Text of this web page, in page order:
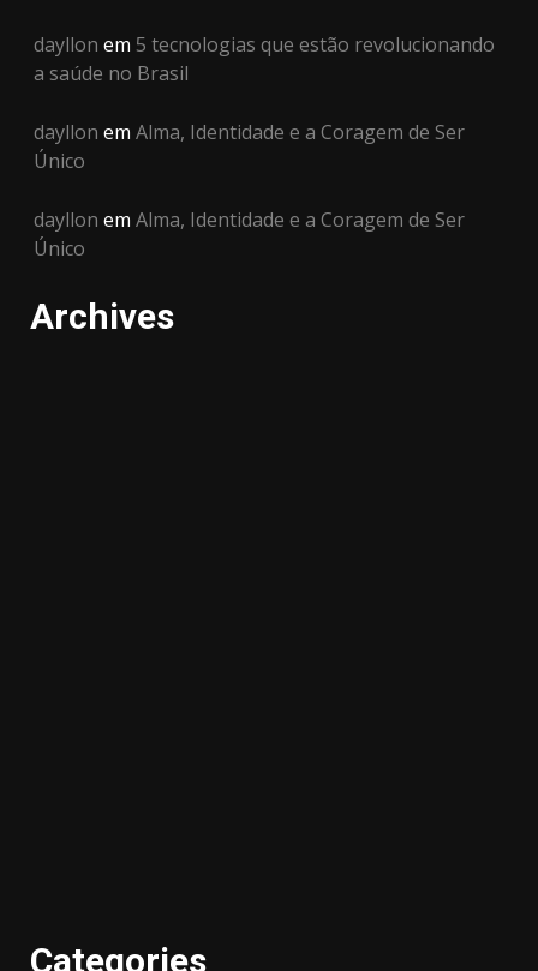
dayllon em 5 tecnologias que estão revolucionando
a saúde no Brasil
dayllon em Alma, Identidade e a Coragem de Ser
Único
dayllon em Alma, Identidade e a Coragem de Ser
Único
Archives
Categories